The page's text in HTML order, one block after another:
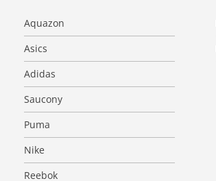
Aquazon
Asics
Adidas
Saucony
Puma
Nike
Reebok